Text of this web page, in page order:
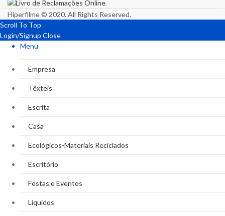
Hiperfilme © 2020. All Rights Reserved.
Scroll To Top
Login/Signup Close
Menu
Empresa
Têxteis
Escrita
Casa
Ecológicos-Materiais Reciclados
Escritório
Festas e Eventos
Líquidos